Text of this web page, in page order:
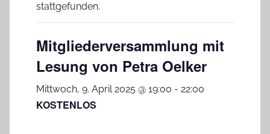
stattgefunden.
Mitgliederversammlung mit
Lesung von Petra Oelker
Mittwoch, 9. April 2025 @ 19:00 - 22:00
KOSTENLOS